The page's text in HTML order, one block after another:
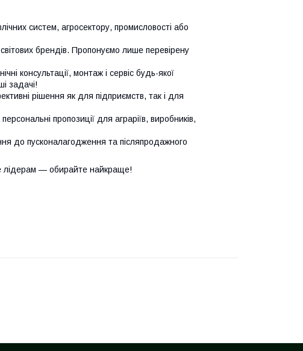
систем, агросектору, промисловості або
брендів. Пропонуємо лише перевірену
консультації, монтаж і сервіс будь-якої
задачі!
рішення як для підприємств, так і для
пропозиції для аграріїв, виробників,
до пусконалагодження та післяпродажного
лідерам — обирайте найкраще!